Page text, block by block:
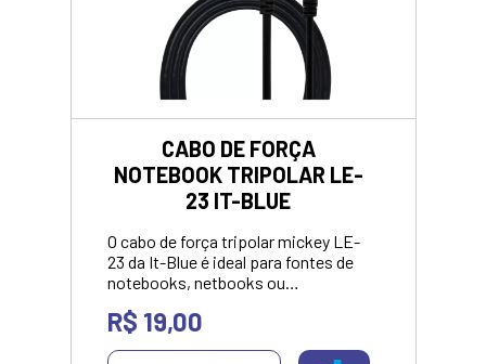
CABO DE FORÇA
NOTEBOOK TRIPOLAR LE-
23 IT-BLUE
O cabo de força tripolar mickey LE-
23 da It-Blue é ideal para fontes de
notebooks, netbooks ou
mesmo padrão.***Valor para
R$ 19,00